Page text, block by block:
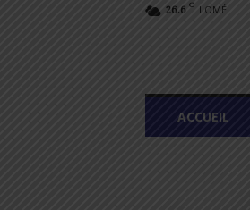
26.6 C LOMÉ
L
M
ACCUEIL